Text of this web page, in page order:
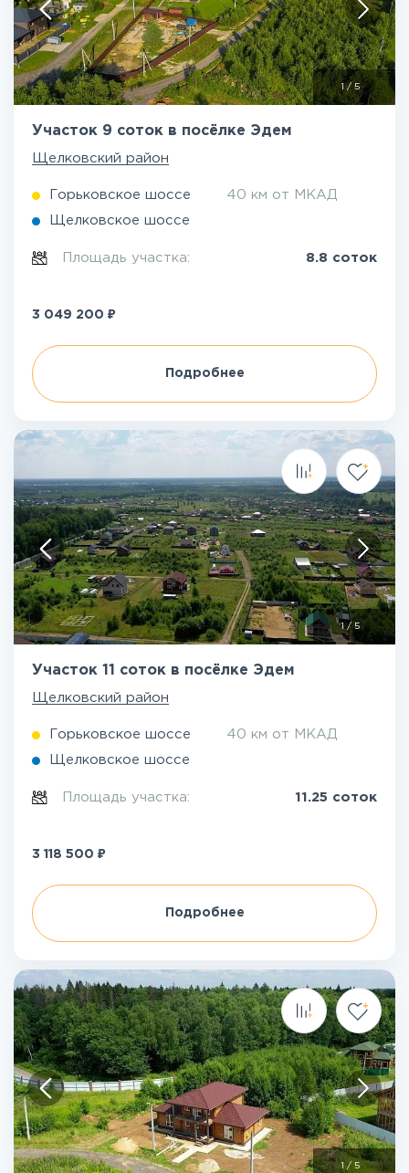
1 / 5
Участок 9 соток в посёлке Эдем
Щелковский район
Горьковское шоссе 40 км от МКАД
Щелковское шоссе
Площадь участка: 8.8 соток
3 049 200 ₽
Подробнее
1/5
Участок 11 соток в посёлке Эдем
Щелковский район
Горьковское шоссе 40 км от МКАД
Щелковское шоссе
Площадь участка: 11.25 соток
3 118 500 ₽
Подробнее
1 / 5